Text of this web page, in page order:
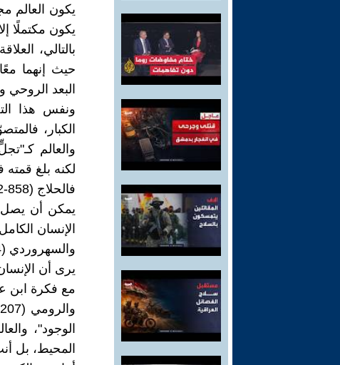
يكون العالم
يكون مكتملًا
بالتالي،
حيث إنهما
البعد الروحي
ونفس هذا
الكبار،
والعالم
لكنه بلغ
يمكن أن يصل
الإنسان
يرى أن
مع فكرة ابن
الوجود"،
المحيط، بل